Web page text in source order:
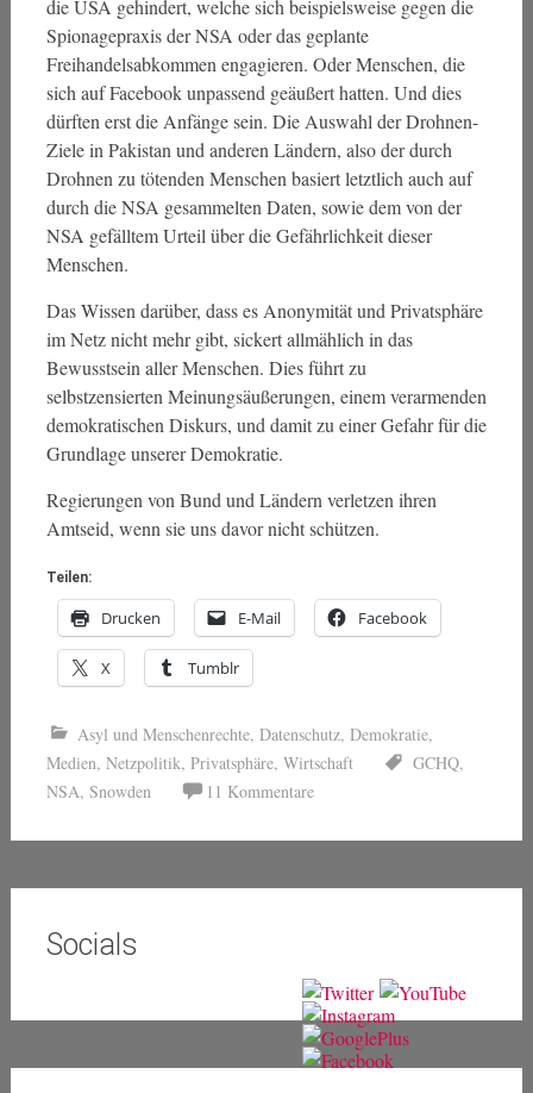
die USA gehindert, welche sich beispielsweise gegen die
Spionagepraxis der NSA oder das geplante
Freihandelsabkommen engagieren. Oder Menschen, die
sich auf Facebook unpassend geäußert hatten. Und dies
dürften erst die Anfänge sein. Die Auswahl der Drohnen-
Ziele in Pakistan und anderen Ländern, also der durch
Drohnen zu tötenden Menschen basiert letztlich auch auf
durch die NSA gesammelten Daten, sowie dem von der
NSA gefälltem Urteil über die Gefährlichkeit dieser
Menschen.
Das Wissen darüber, dass es Anonymität und Privatsphäre
im Netz nicht mehr gibt, sickert allmählich in das
Bewusstsein aller Menschen. Dies führt zu
selbstzensierten Meinungsäußerungen, einem verarmenden
demokratischen Diskurs, und damit zu einer Gefahr für die
Grundlage unserer Demokratie.
Regierungen von Bund und Ländern verletzen ihren
Amtseid, wenn sie uns davor nicht schützen.
Teilen:
Drucken E-Mail Facebook
X Tumblr
Asyl und Menschenrechte, Datenschutz, Demokratie,
Medien, Netzpolitik, Privatsphäre, Wirtschaft GCHQ,
NSA, Snowden 11 Kommentare
Socials